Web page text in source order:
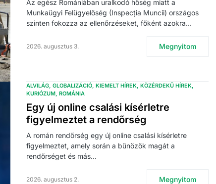
Az egész Romániában uralkodó hőség miatt a
Munkaügyi Felügyelőség (Inspecția Muncii) országos
szinten fokozza az ellenőrzéseket, főként azokra…
2026. augusztus 3. Megnyitom
ALVILÁG GLOBALIZÁCIÓ KIEMELT HÍREK KÖZÉRDEKŰ HÍREK
KURIÓZUM ROMÁNIA
Egy új online csalási kísérletre
figyelmeztet a rendőrség
A román rendőrség egy új online csalási kísérletre
figyelmeztet, amely során a bűnözők magát a
rendőrséget és más…
2026. augusztus 2. Megnyitom